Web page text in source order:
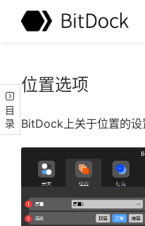
目录
位置选项
BitDock上关于位置的